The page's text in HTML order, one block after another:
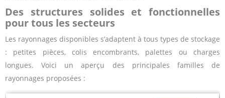
Des structures solides et fonctionnelles
pour tous les secteurs
Les rayonnages disponibles s’adaptent à tous types de stockage
: petites pièces, colis encombrants, palettes ou charges
longues. Voici un aperçu des principales familles de
rayonnages proposées :